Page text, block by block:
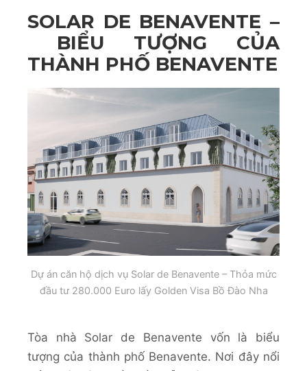
SOLAR DE BENAVENTE –
BIỂU TƯỢNG CỦA
THÀNH PHỐ BENAVENTE
Dự án căn hộ dịch vụ Solar de Benavente – Thỏa mức
đầu tư 280.000 Euro lấy Golden Visa Bồ Đào Nha
Tòa nhà Solar de Benavente vốn là biểu
tượng của thành phố Benavente. Nơi đây nổi